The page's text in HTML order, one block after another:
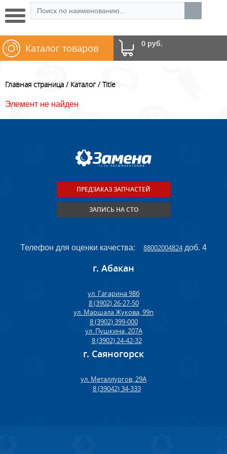
0 руб.
Каталог товаров
Главная страница Каталог Title
Элемент не найден
ПРЕДЗАКАЗ ЗАПЧАСТЕЙ
ЗАПИСЬ НА СТО
Телефон для оценки качества: 88002004824доб. 4
г. Абакан
ул. Гагарина 98б
8 (3902) 26-27-50
ул. Маршала Жукова, 99п
8 (3902) 399-000
ул. Пушкина, 207А
8 (3902) 24-42-32
г. Саяногорск
ул. Металлургов, 29А
8 (39042) 34-333